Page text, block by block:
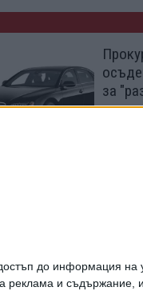
до информация на
и съдържание,
за
04 Авг.
10-и
и